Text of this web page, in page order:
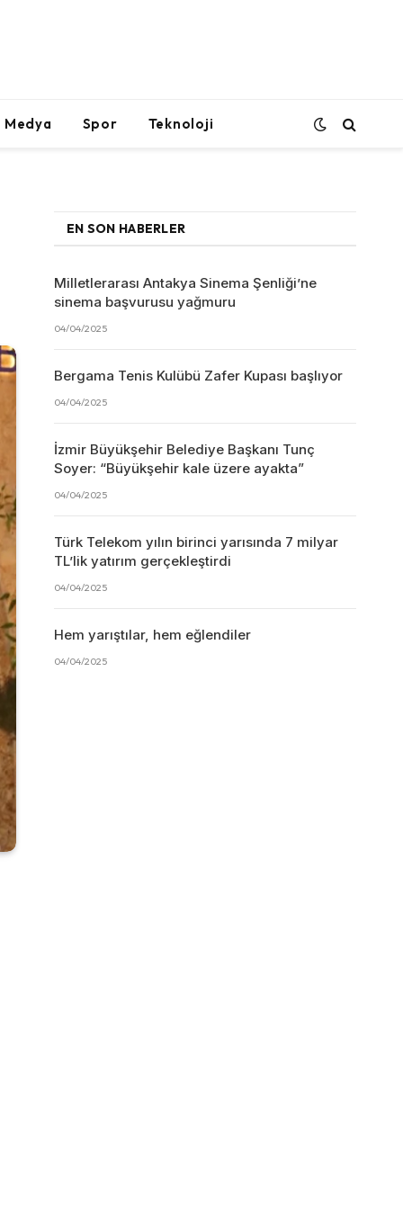
Medya Spor Teknoloji
EN SON HABERLER
Milletlerarası Antakya Sinema Şenliği’ne
sinema başvurusu yağmuru
04/04/2025
Bergama Tenis Kulübü Zafer Kupası başlıyor
04/04/2025
İzmir Büyükşehir Belediye Başkanı Tunç
Soyer: “Büyükşehir kale üzere ayakta”
04/04/2025
Türk Telekom yılın birinci yarısında 7 milyar
TL’lik yatırım gerçekleştirdi
04/04/2025
Hem yarıştılar, hem eğlendiler
04/04/2025